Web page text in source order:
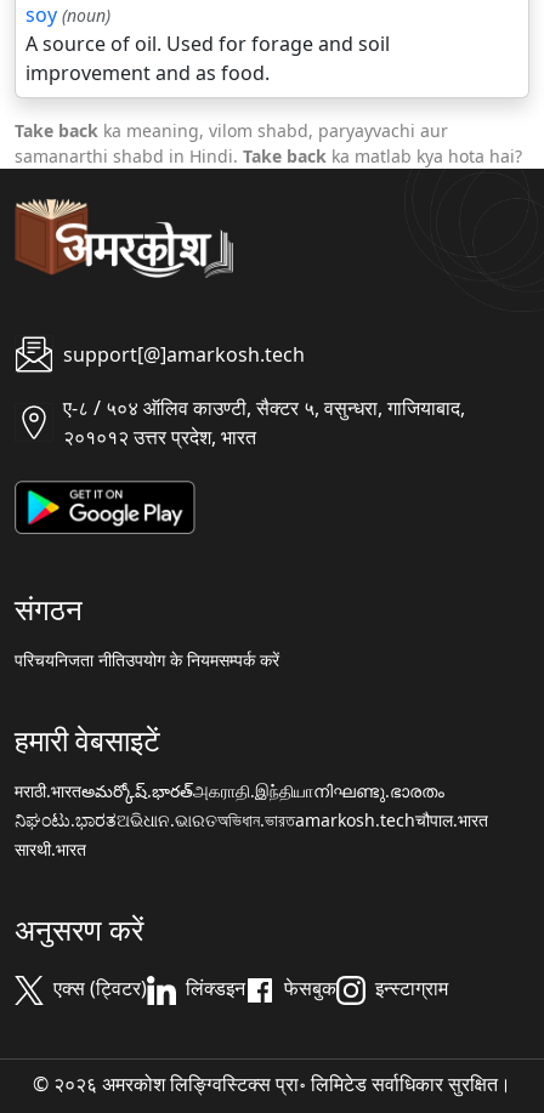
soy (noun)
A source of oil. Used for forage and soil
improvement and as food.
Take back ka meaning, vilom shabd, paryayvachi aur
samanarthi shabd in Hindi. Take back ka matlab kya hota hai?
support[@]amarkosh.tech
ए-८ / ५०४ ऑलिव काउण्टी, सैक्टर ५, वसुन्धरा, गाजियाबाद,
२०१०१२ उत्तर प्रदेश, भारत
संगठन
परिचयनिजता नीतिउपयोग के नियमसम्पर्क करें
हमारी वेबसाइटें
मराठी.भारतఅమర్కోష్.భారత్அகராதி.இந்தியாനിഘണ്ടു.ഭാരതം
ನಿಘಂಟು.ಭಾರತଅଭିଧାନ.ଭାରତঅভিধান.ভারতamarkosh.techचौपाल.भारत
सारथी.भारत
अनुसरण करें
एक्स (ट्विटर) लिंक्डइन फेसबुक इन्स्टाग्राम
© २०२६ अमरकोश लिङ्ग्विस्टिक्स प्रा॰ लिमिटेड सर्वाधिकार सुरक्षित।